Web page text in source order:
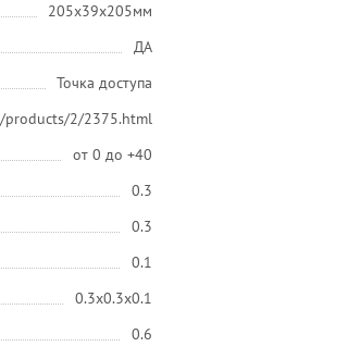
205x39x205мм
ДА
Точка доступа
2/2375.html
от 0 до +40
0.3
0.3
0.1
0.3x0.3x0.1
0.6